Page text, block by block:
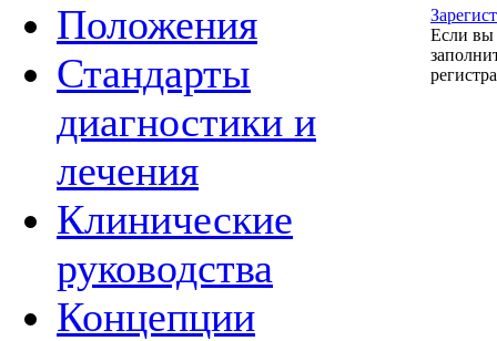
Положения
Стандарты
диагностики и
лечения
Клинические
руководства
Концепции
Если вы